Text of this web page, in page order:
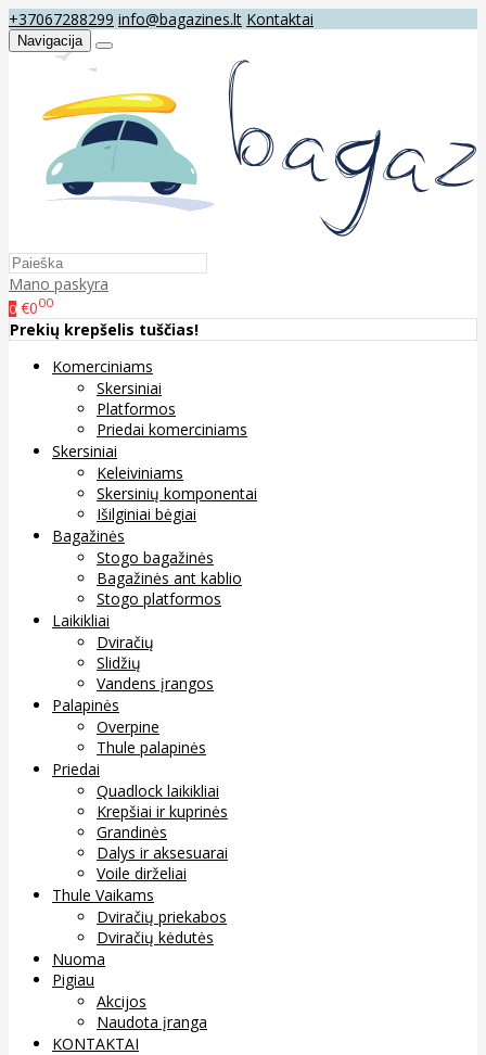
+37067288299 info@bagazines.lt Kontaktai
Navigacija
Mano paskyra
0 €000
Prekių krepšelis tuščias!
Komerciniams
Skersiniai
Platformos
Priedai komerciniams
Skersiniai
Keleiviniams
Skersinių komponentai
Išilginiai bėgiai
Bagažinės
Stogo bagažinės
Bagažinės ant kablio
Stogo platformos
Laikikliai
Dviračių
Slidžių
Vandens įrangos
Palapinės
Overpine
Thule palapinės
Priedai
Quadlock laikikliai
Krepšiai ir kuprinės
Grandinės
Dalys ir aksesuarai
Voile dirželiai
Thule Vaikams
Dviračių priekabos
Dviračių kėdutės
Nuoma
Pigiau
Akcijos
Naudota įranga
KONTAKTAI